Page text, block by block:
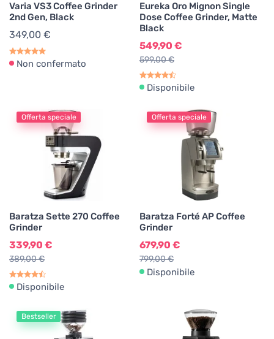
Varia VS3 Coffee Grinder
2nd Gen, Black
349,00 €
Non confermato
Eureka Oro Mignon Single
Dose Coffee Grinder, Matte
Black
549,90 €
599,00 €
Disponibile
Offerta speciale
Baratza Sette 270 Coffee
Grinder
339,90 €
389,00 €
Disponibile
Offerta speciale
Baratza Forté AP Coffee
Grinder
679,90 €
799,00 €
Disponibile
Bestseller